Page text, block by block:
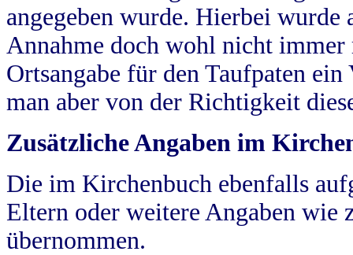
angegeben wurde. Hierbei wurde
Annahme doch wohl nicht
Ortsangabe für den Taufpaten
man aber von der Richtigkeit
Zusätzliche Angaben im
Die im Kirchenbuch ebenfalls
Eltern oder weitere Angaben wie
übernommen.